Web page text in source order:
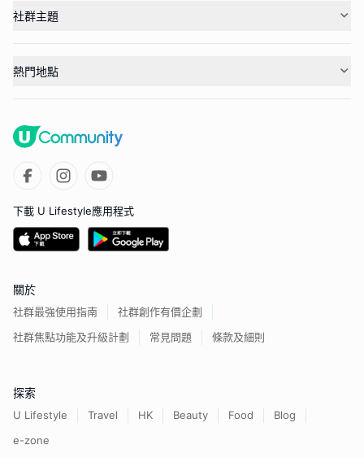
社群主題
熱門地點
下載 U Lifestyle應用程式
關於
社群最強使用指南
社群創作有價企劃
社群焦點功能及升級計劃
常見問題 條款及細則
探索
U Lifestyle Travel HK Beauty Food
Blog
e-zone